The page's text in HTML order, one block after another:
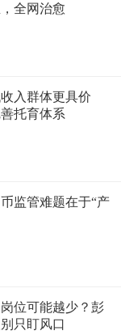
全网治愈
入群体更具价
托育体系
监管难题在于“产
位可能越少？彭
只盯风口